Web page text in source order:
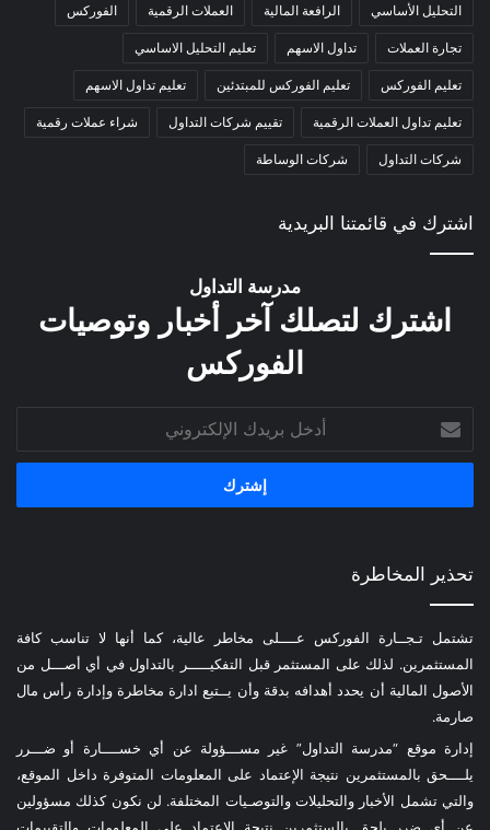
التحليل الأساسي الرافعة المالية العملات الرقمية الفوركس
تجارة العملات تداول الاسهم تعليم التحليل الاساسي
تعليم الفوركس تعليم الفوركس للمبتدئين تعليم تداول الاسهم
تعليم تداول العملات الرقمية تقييم شركات التداول شراء عملات رقمية
شركات التداول شركات الوساطة
اشترك في قائمتنا البريدية
مدرسة التداول
اشترك لتصلك آخر أخبار وتوصيات
الفوركس
بريدك
الإلكتروني
تحذير المخاطرة
تشتمل تـجــارة الفوركس عــــلى مخاطر عالية، كما أنها لا تناسب كافة
المستثمرين. لذلك على المستثمر قبل التفكيـــــر بالتداول في أي أصـــل من
الأصول المالية أن يحدد أهدافه بدقة وأن يــتبع ادارة مخاطرة وإدارة رأس مال
صارمة.
إدارة موقع “مدرسة التداول” غير مســـؤولة عن أي خســــارة أو ضـــرر
يلــــحق بالمستثمرين نتيجة الإعتماد على المعلومات المتوفرة داخل الموقع،
والتي تشمل الأخبار والتحليلات والتوصـيات المختلفة. لن نكون كذلك مسؤولين